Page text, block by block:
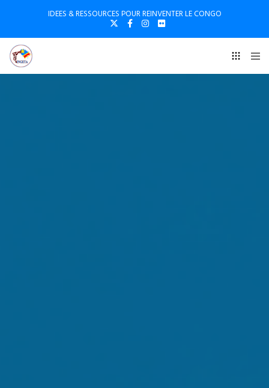
IDEES & RESSOURCES POUR REINVENTER LE CONGO